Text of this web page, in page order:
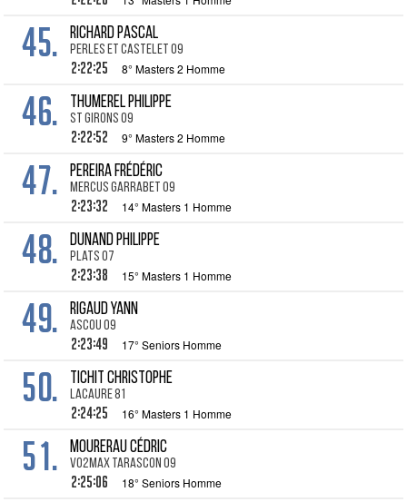
45. RICHARD Pascal
Perles et Castelet 09
2:22:25 8° Masters 2 Homme
46. THUMEREL Philippe
St Girons 09
2:22:52 9° Masters 2 Homme
47. PEREIRA Frédéric
Mercus Garrabet 09
2:23:32 14° Masters 1 Homme
48. DUNAND Philippe
Plats 07
2:23:38 15° Masters 1 Homme
49. RIGAUD Yann
Ascou 09
2:23:49 17° Seniors Homme
50. TICHIT Christophe
Lacaure 81
2:24:25 16° Masters 1 Homme
51. MOURERAU Cédric
VO2MAX Tarascon 09
2:25:06 18° Seniors Homme